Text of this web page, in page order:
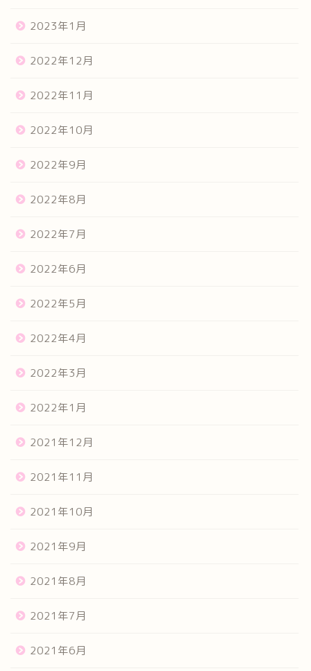
2023年1月
2022年12月
2022年11月
2022年10月
2022年9月
2022年8月
2022年7月
2022年6月
2022年5月
2022年4月
2022年3月
2022年1月
2021年12月
2021年11月
2021年10月
2021年9月
2021年8月
2021年7月
2021年6月